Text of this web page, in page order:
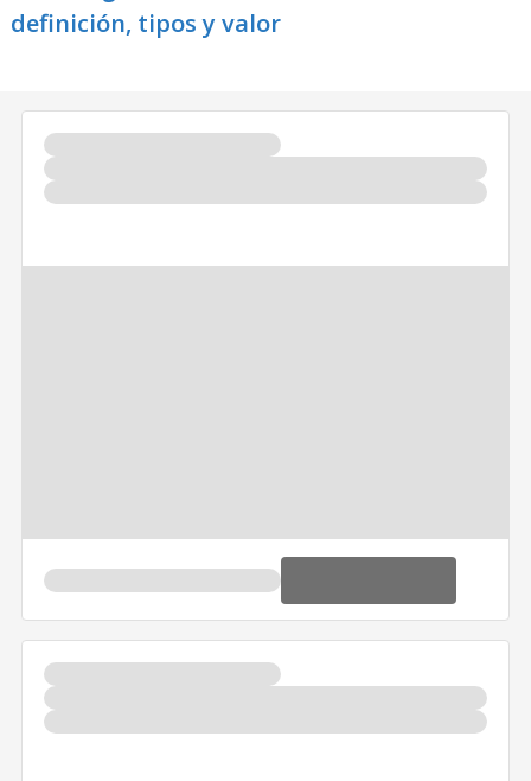
definición, tipos y valor